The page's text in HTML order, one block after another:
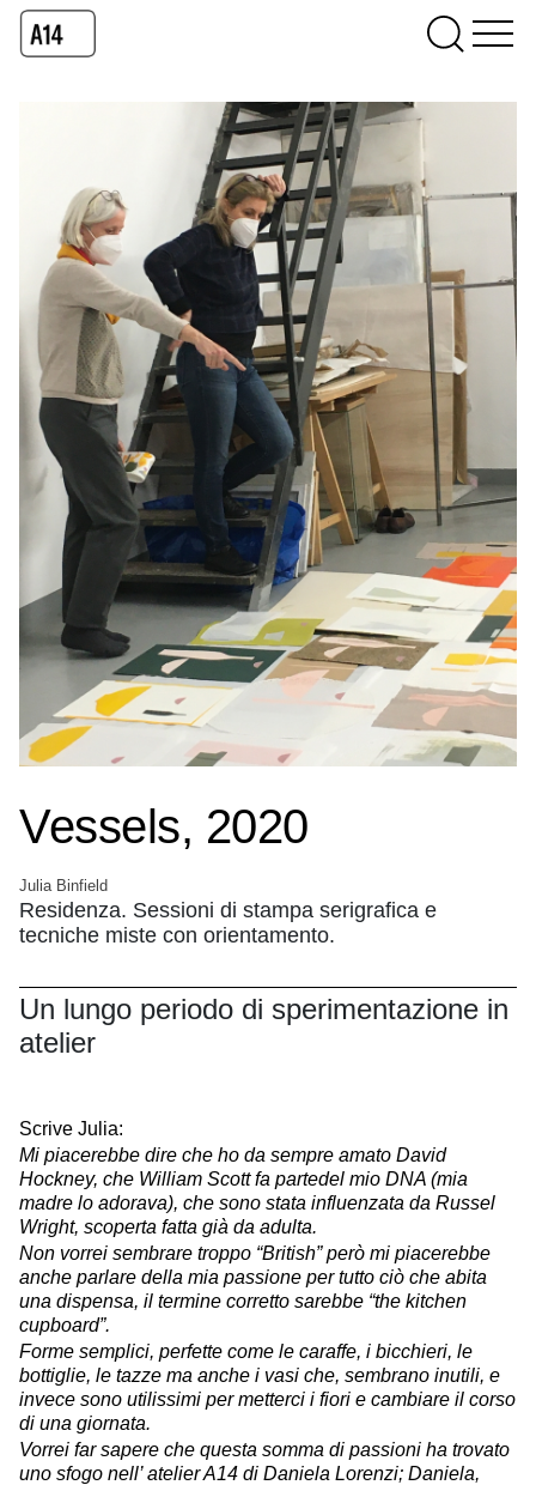
Vessels, 2020
Julia Binfield
Residenza. Sessioni di stampa serigrafica e
tecniche miste con orientamento.
Un lungo periodo di sperimentazione in
atelier
Scrive Julia:
Mi piacerebbe dire che ho da sempre amato David
Hockney, che William Scott fa partedel mio DNA (mia
madre lo adorava), che sono stata influenzata da Russel
Wright, scoperta fatta già da adulta.
Non vorrei sembrare troppo “British” però mi piacerebbe
anche parlare della mia passione per tutto ciò che abita
una dispensa, il termine corretto sarebbe “the kitchen
cupboard”.
Forme semplici, perfette come le caraffe, i bicchieri, le
bottiglie, le tazze ma anche i vasi che, sembrano inutili, e
invece sono utilissimi per metterci i fiori e cambiare il corso
di una giornata.
Vorrei far sapere che questa somma di passioni ha trovato
uno sfogo nell’ atelier A14 di Daniela Lorenzi; Daniela,